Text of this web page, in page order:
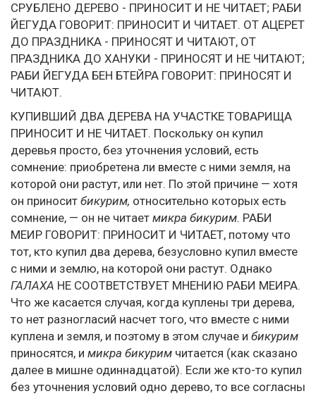
СРУБЛЕНО ДЕРЕВО - ПРИНОСИТ И НЕ ЧИТАЕТ; РАБИ
ЙЕГУДА ГОВОРИТ: ПРИНОСИТ И ЧИТАЕТ. ОТ АЦЕРЕТ
ДО ПРАЗДНИКА - ПРИНОСЯТ И ЧИТАЮТ, ОТ
ПРАЗДНИКА ДО ХАНУКИ - ПРИНОСЯТ И НЕ ЧИТАЮТ;
РАБИ ЙЕГУДА БЕН БТЕЙРА ГОВОРИТ: ПРИНОСЯТ И
ЧИТАЮТ.
КУПИВШИЙ ДВА ДЕРЕВА НА УЧАСТКЕ ТОВАРИЩА
ПРИНОСИТ И НЕ ЧИТАЕТ. Поскольку он купил
деревья просто, без уточнения условий, есть
сомнение: приобретена ли вместе с ними земля, на
которой они растут, или нет. По этой причине — хотя
он приносит бикурим, относительно которых есть
сомнение, — он не читает микра бикурим. РАБИ
МЕИР ГОВОРИТ: ПРИНОСИТ И ЧИТАЕТ, потому что
тот, кто купил два дерева, безусловно купил вместе
с ними и землю, на которой они растут. Однако
ГАЛАХА НЕ СООТВЕТСТВУЕТ МНЕНИЮ РАБИ МЕИРА.
Что же касается случая, когда куплены три дерева,
то нет разногласий насчет того, что вместе с ними
куплена и земля, и поэтому в этом случае и бикурим
приносятся, и микра бикурим читается (как сказано
далее в мишне одиннадцатой). Если же кто-то купил
без уточнения условий одно дерево, то все согласны